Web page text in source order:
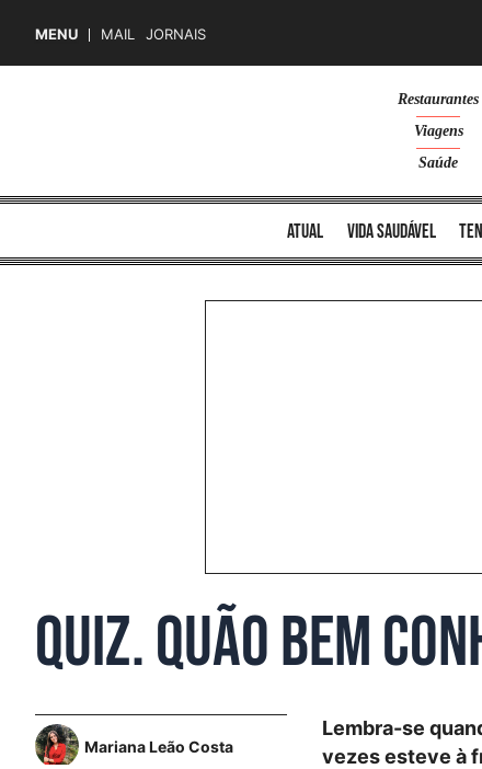
MENU MAIL JORNAIS
Restaurantes
Viagens
Saúde
atual vida saudável
Quiz. Quão bem
Mariana Leão Costa
Lembra-se
vezes esteve à